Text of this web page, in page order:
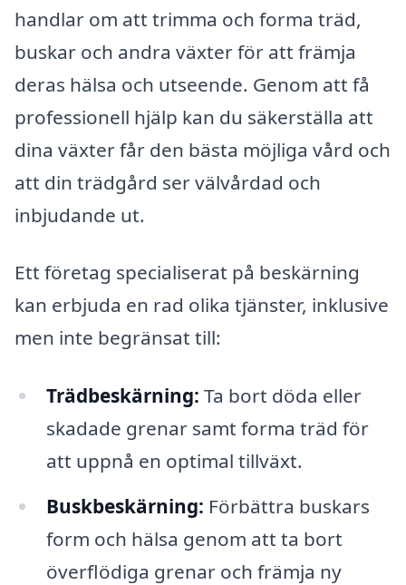
handlar om att trimma och forma träd,
buskar och andra växter för att främja
deras hälsa och utseende. Genom att få
professionell hjälp kan du säkerställa att
dina växter får den bästa möjliga vård och
att din trädgård ser välvårdad och
inbjudande ut.
Ett företag specialiserat på beskärning
kan erbjuda en rad olika tjänster, inklusive
men inte begränsat till:
Trädbeskärning: Ta bort döda eller
skadade grenar samt forma träd för
att uppnå en optimal tillväxt.
Buskbeskärning: Förbättra buskars
form och hälsa genom att ta bort
överflödiga grenar och främja ny